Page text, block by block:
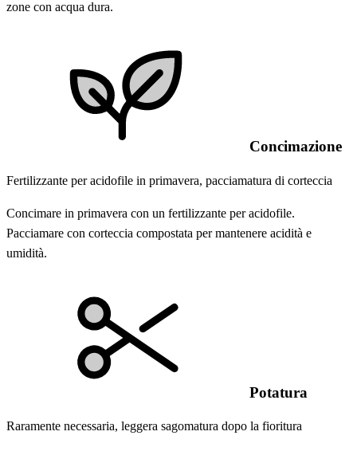
zone con acqua dura.
Concimazione
Fertilizzante per acidofile in primavera, pacciamatura di corteccia
Concimare in primavera con un fertilizzante per acidofile.
Pacciamare con corteccia compostata per mantenere acidità e
umidità.
Potatura
Raramente necessaria, leggera sagomatura dopo la fioritura